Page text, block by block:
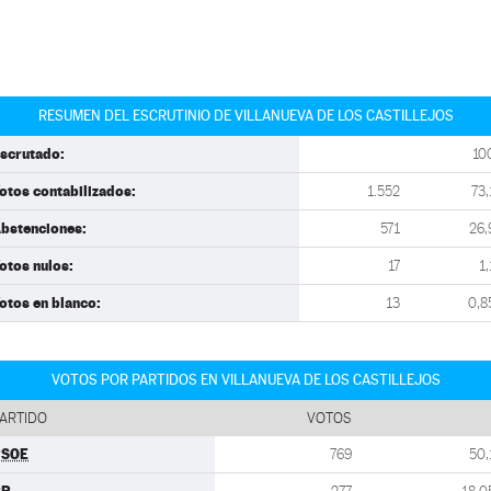
RESUMEN DEL ESCRUTINIO DE VILLANUEVA DE LOS CASTILLEJOS
contabilizados: 1.552
571
nulos: 17
en blanco: 13
VOTOS POR PARTIDOS EN VILLANUEVA DE LOS CASTILLEJOS
VOTOS
769